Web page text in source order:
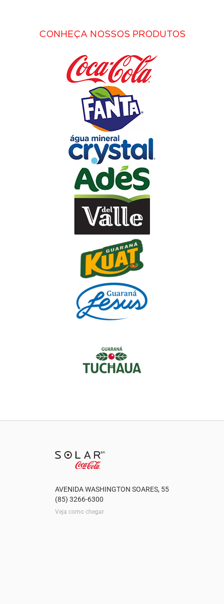
CONHEÇA NOSSOS PRODUTOS
AVENIDA WASHINGTON SOARES, 55
(85) 3266-6300
Veja como chegar